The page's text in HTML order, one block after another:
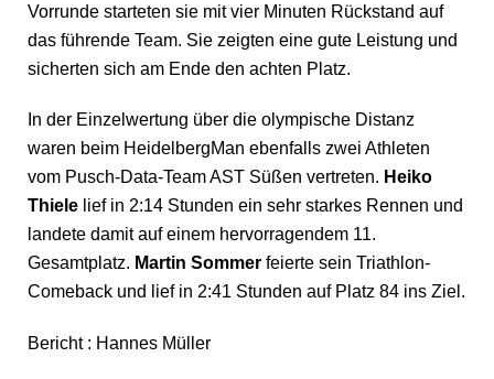
Vorrunde starteten sie mit vier Minuten Rückstand auf
das führende Team. Sie zeigten eine gute Leistung und
sicherten sich am Ende den achten Platz.
In der Einzelwertung über die olympische Distanz
waren beim HeidelbergMan ebenfalls zwei Athleten
vom Pusch-Data-Team AST Süßen vertreten. Heiko
Thiele lief in 2:14 Stunden ein sehr starkes Rennen und
landete damit auf einem hervorragendem 11.
Gesamtplatz. Martin Sommer feierte sein Triathlon-
Comeback und lief in 2:41 Stunden auf Platz 84 ins Ziel.
Bericht : Hannes Müller